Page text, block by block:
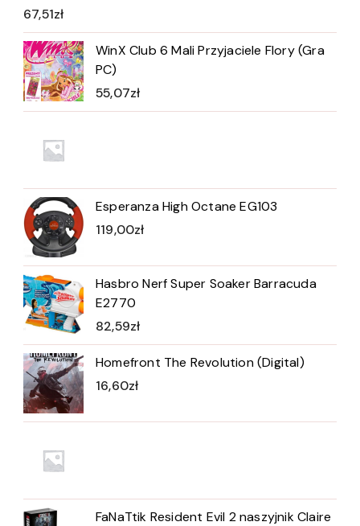
67,51zł
WinX Club 6 Mali Przyjaciele Flory (Gra
PC)
55,07zł
Esperanza High Octane EG103
119,00zł
Hasbro Nerf Super Soaker Barracuda
E2770
82,59zł
Homefront The Revolution (Digital)
16,60zł
FaNaTtik Resident Evil 2 naszyjnik Claire